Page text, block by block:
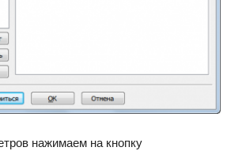
нажимаем на кнопку